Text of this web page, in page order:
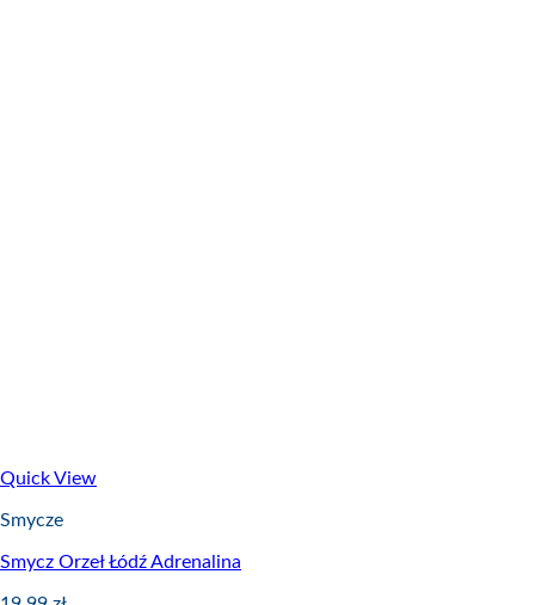
Quick View
Smycze
Smycz Orzeł Łódź Adrenalina